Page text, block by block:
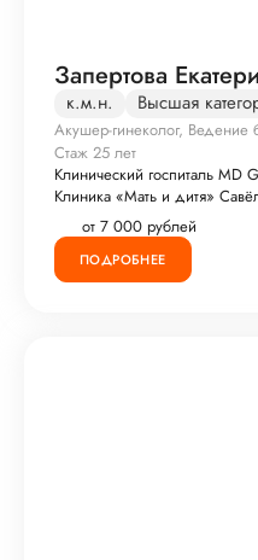
Запертова
к.м.н. Высшая
Акушер-гинеколог, Ведение
Стаж 25 лет
Клинический госпиталь MD
Клиника «Мать и дитя»
от 7 000 рублей
ПОДРОБНЕЕ